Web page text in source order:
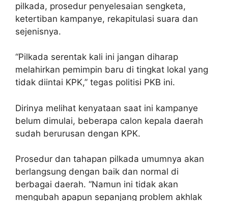
pilkada, prosedur penyelesaian sengketa,
ketertiban kampanye, rekapitulasi suara dan
sejenisnya.
“Pilkada serentak kali ini jangan diharap
melahirkan pemimpin baru di tingkat lokal yang
tidak diintai KPK,” tegas politisi PKB ini.
Dirinya melihat kenyataan saat ini kampanye
belum dimulai, beberapa calon kepala daerah
sudah berurusan dengan KPK.
Prosedur dan tahapan pilkada umumnya akan
berlangsung dengan baik dan normal di
berbagai daerah. “Namun ini tidak akan
mengubah apapun sepanjang problem akhlak